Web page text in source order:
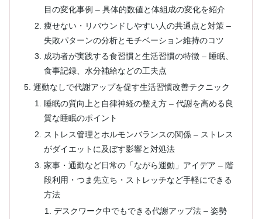
目の変化事例 – 具体的数値と体組成の変化を紹介
痩せない・リバウンドしやすい人の共通点と対策 –
失敗パターンの分析とモチベーション維持のコツ
成功者が実践する食習慣と生活習慣の特徴 – 睡眠、
食事記録、水分補給などの工夫点
運動なしで代謝アップを促す生活習慣改善テクニック
睡眠の質向上と自律神経の整え方 – 代謝を高める良
質な睡眠のポイント
ストレス管理とホルモンバランスの関係 – ストレス
がダイエットに及ぼす影響と対処法
家事・通勤など日常の「ながら運動」アイデア – 階
段利用・つま先立ち・ストレッチなど手軽にできる
方法
デスクワーク中でもできる代謝アップ法 – 姿勢